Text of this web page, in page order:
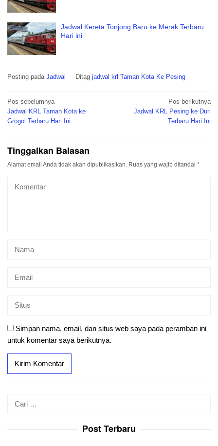
Jadwal Kereta Tonjong Baru ke Merak Terbaru
Hari ini
Posting pada Jadwal Ditag jadwal krl Taman Kota Ke Pesing
Navigasi
pos
Pos sebelumnya
Jadwal KRL Taman Kota ke
Grogol Terbaru Hari Ini
Pos berikutnya
Jadwal KRL Pesing ke Duri
Terbaru Hari Ini
Tinggalkan Balasan
Alamat email Anda tidak akan dipublikasikan. Ruas yang wajib ditandai *
Simpan nama, email, dan situs web saya pada peramban ini
untuk komentar saya berikutnya.
Post Terbaru